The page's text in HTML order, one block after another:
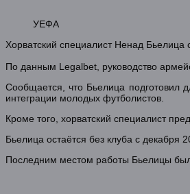
УЕФА
Хорватский специалист Ненад Бьелица
По данным Legalbet, руководство
Сообщается, что Бьелица подготовил
интеграции молодых футболистов.
Кроме того, хорватский специалист
Бьелица остаётся без клуба с декабря
Последним местом работы Бьелицы